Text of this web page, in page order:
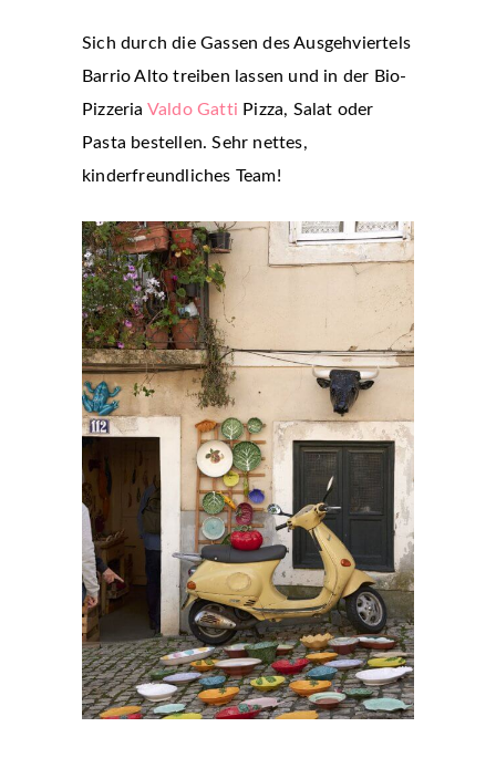
Sich durch die Gassen des Ausgehviertels
Barrio Alto treiben lassen und in der Bio-
Pizzeria Valdo Gatti Pizza, Salat oder
Pasta bestellen. Sehr nettes,
kinderfreundliches Team!